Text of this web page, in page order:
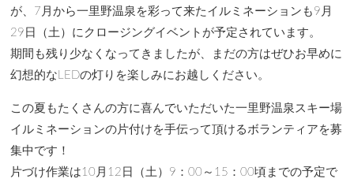
が、7月から一里野温泉を彩って来たイルミネーションも9月
29日（土）にクロージングイベントが予定されています。
期間も残り少なくなってきましたが、まだの方はぜひお早めに
幻想的なLEDの灯りを楽しみにお越しください。
この夏もたくさんの方に喜んでいただいた一里野温泉スキー場
イルミネーションの片付けを手伝って頂けるボランティアを募
集中です！
片づけ作業は10月12日（土）9：00～15：00頃までの予定で